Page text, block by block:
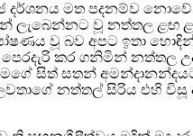
මත පදනම්ව
ලැබෙන්නට වූ නත්තල
වූ බව අපට ඉතා
කර ගනිමින් නත්තල
සිත් සතන්
නත්තල් සිරිය එහි විසූ